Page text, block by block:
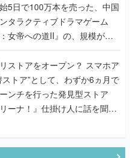
5日で100万本を売った、中国
タラクティブドラマゲーム
女帝への道II』の、規模が違
プロデューサーに聞いた
アをオープン？ スマホア
ストア”として、わずか6ヵ月で
ンチを行った発見型ストア
ーナ！』仕掛け人に話を聞い